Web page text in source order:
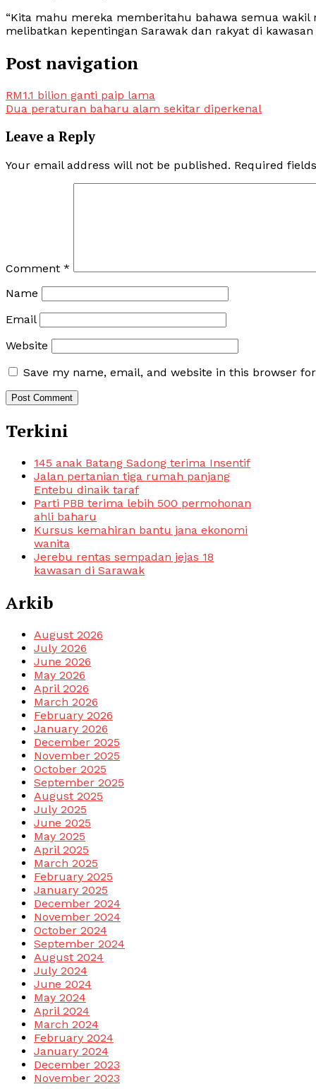
“Kita mahu mereka memberitahu bahawa semua wakil
melibatkan kepentingan Sarawak dan rakyat di
Post navigation
RM1.1 bilion ganti paip lama
Dua peraturan baharu alam sekitar diperkenal
Leave a Reply
Your email address will not be published. Required
Comment *
Name
Email
Website
Save my name, email, and website in this browser
Terkini
145 anak Batang Sadong terima Insentif
Jalan pertanian tiga rumah panjang
Entebu dinaik taraf
Parti PBB terima lebih 500 permohonan
ahli baharu
Kursus kemahiran bantu jana ekonomi
wanita
Jerebu rentas sempadan jejas 18
kawasan di Sarawak
Arkib
August 2026
July 2026
June 2026
May 2026
April 2026
March 2026
February 2026
January 2026
December 2025
November 2025
October 2025
September 2025
August 2025
July 2025
June 2025
May 2025
April 2025
March 2025
February 2025
January 2025
December 2024
November 2024
October 2024
September 2024
August 2024
July 2024
June 2024
May 2024
April 2024
March 2024
February 2024
January 2024
December 2023
November 2023